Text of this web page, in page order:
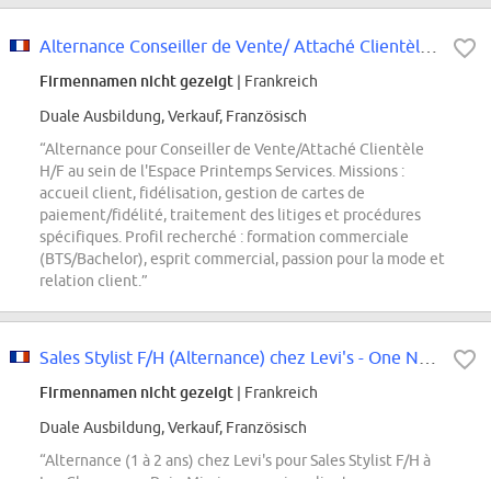
Firmennamen nicht gezeigt | Frankreich
Duale Ausbildung, Verkauf, Französisch
“Alternance pour Conseiller de Vente/Attaché Clientèle
H/F au sein de l'Espace Printemps Services. Missions :
accueil client, fidélisation, gestion de cartes de
paiement/fidélité, traitement des litiges et procédures
spécifiques. Profil recherché : formation commerciale
(BTS/Bachelor), esprit commercial, passion pour la mode et
relation client.”
Firmennamen nicht gezeigt | Frankreich
Duale Ausbildung, Verkauf, Französisch
“Alternance (1 à 2 ans) chez Levi's pour Sales Stylist F/H à